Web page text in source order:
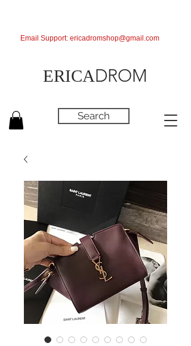
ERICADROM
Search
Email Support: ericadromshop@gmail.com